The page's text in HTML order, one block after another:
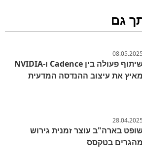
גם
08.05.2025
שיתוף פעולה בין Cadence ו-NVIDIA
מאיץ את עיצוב ההנדסה המדעית
28.04.2025
בארה"ב עוצר זמנית גירוש
מהגרים בטקסס